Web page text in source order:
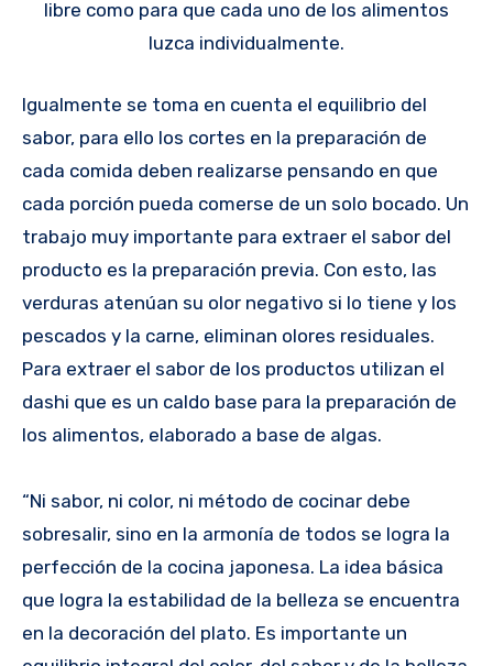
libre como para que cada uno de los alimentos
luzca individualmente.
Igualmente se toma en cuenta el equilibrio del
sabor, para ello los cortes en la preparación de
cada comida deben realizarse pensando en que
cada porción pueda comerse de un solo bocado. Un
trabajo muy importante para extraer el sabor del
producto es la preparación previa. Con esto, las
verduras atenúan su olor negativo si lo tiene y los
pescados y la carne, eliminan olores residuales.
Para extraer el sabor de los productos utilizan el
dashi que es un caldo base para la preparación de
los alimentos, elaborado a base de algas.
“Ni sabor, ni color, ni método de cocinar debe
sobresalir, sino en la armonía de todos se logra la
perfección de la cocina japonesa. La idea básica
que logra la estabilidad de la belleza se encuentra
en la decoración del plato. Es importante un